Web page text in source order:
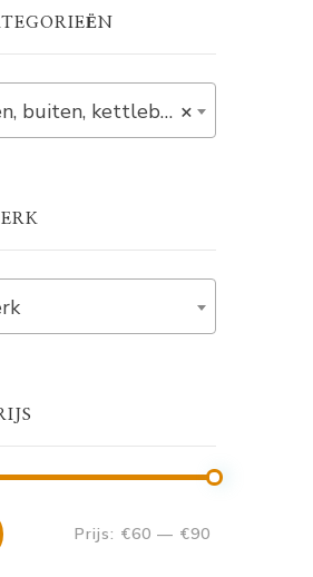
×
kunststof, out_of_stock, set (3)
Prijs: €60 — €90